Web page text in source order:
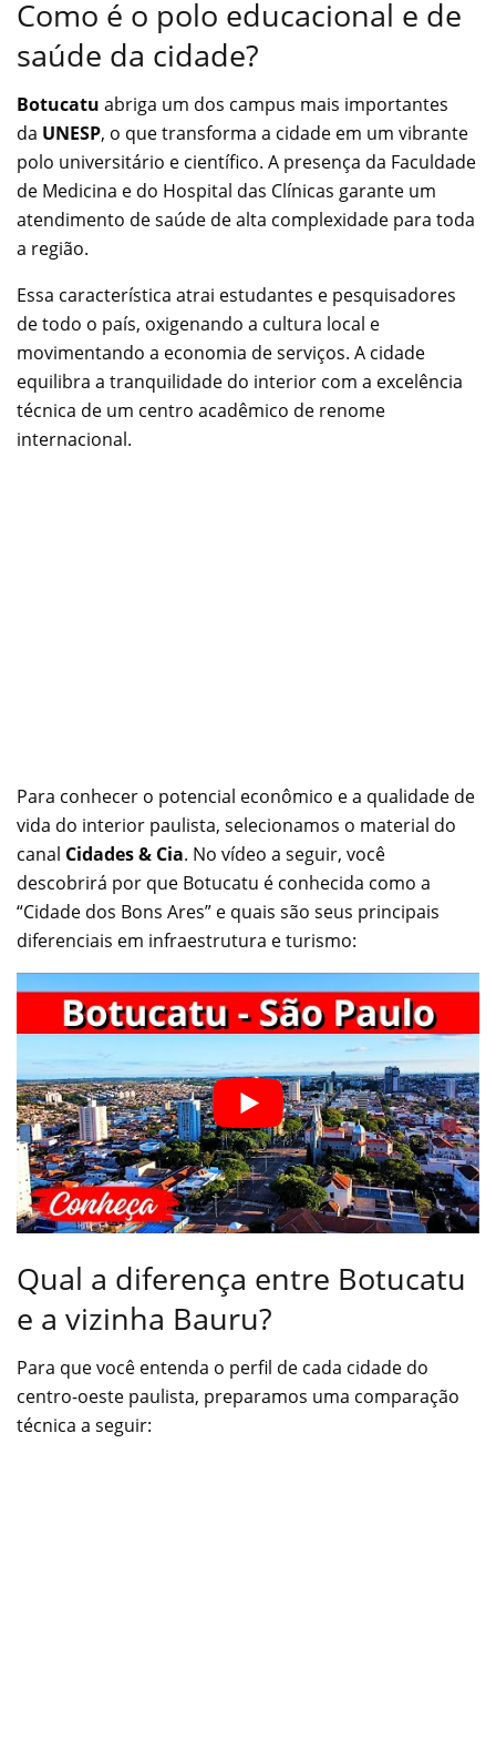
Como é o polo educacional e de
saúde da cidade?
Botucatu abriga um dos campus mais importantes
da UNESP, o que transforma a cidade em um vibrante
polo universitário e científico. A presença da Faculdade
de Medicina e do Hospital das Clínicas garante um
atendimento de saúde de alta complexidade para toda
a região.
Essa característica atrai estudantes e pesquisadores
de todo o país, oxigenando a cultura local e
movimentando a economia de serviços. A cidade
equilibra a tranquilidade do interior com a excelência
técnica de um centro acadêmico de renome
internacional.
Para conhecer o potencial econômico e a qualidade de
vida do interior paulista, selecionamos o material do
canal Cidades & Cia. No vídeo a seguir, você
descobrirá por que Botucatu é conhecida como a
“Cidade dos Bons Ares” e quais são seus principais
diferenciais em infraestrutura e turismo:
Qual a diferença entre Botucatu
e a vizinha Bauru?
Para que você entenda o perfil de cada cidade do
centro-oeste paulista, preparamos uma comparação
técnica a seguir: